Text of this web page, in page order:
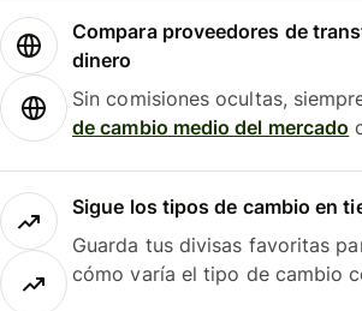
Compara proveedores de
dinero
Sin comisiones ocultas,
de cambio medio del mercado
Sigue los tipos de cambio en
Guarda tus divisas favoritas
cómo varía el tipo de cambio